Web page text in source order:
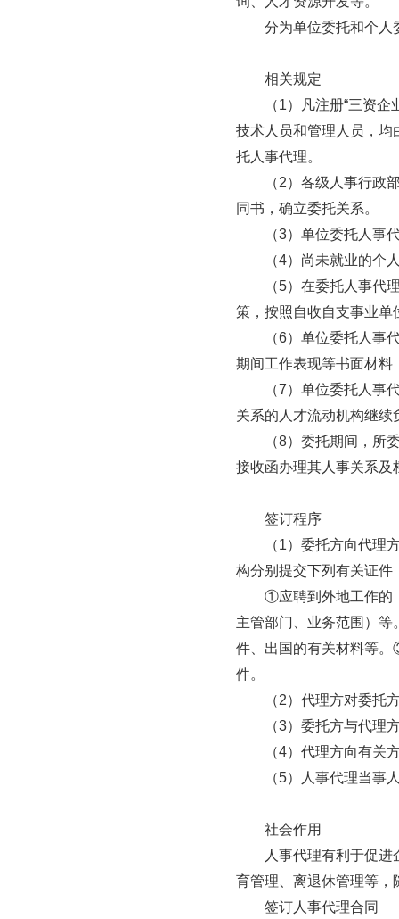
分为单位委托和个人委
相关规定
（1）凡注册“三资企业
技术人员和管理人员，均
托人事代理。
（2）各级人事行政部
同书，确立委托关系。
（3）单位委托人事代
（4）尚未就业的个人
（5）在委托人事代理
策，按照自收自支事业单
（6）单位委托人事代
期间工作表现等书面材料
（7）单位委托人事代
关系的人才流动机构继
（8）委托期间，所委
接收函办理其人事关系及
签订程序
（1）委托方向代理方
构分别提交下列有关证件
①应聘到外地工作的，
主管部门、业务范围）
件、出国的有关材料等
件。
（2）代理方对委托方
（3）委托方与代理方
（4）代理方向有关方
（5）人事代理当事人
社会作用
人事代理有利于促进企
育管理、离退休管理等，
签订人事代理合同